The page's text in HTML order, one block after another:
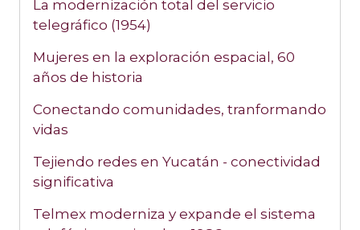
La modernización total del servicio
telegráfico (1954)
Mujeres en la exploración espacial, 60
años de historia
Conectando comunidades, tranformando
vidas
Tejiendo redes en Yucatán - conectividad
significativa
Telmex moderniza y expande el sistema